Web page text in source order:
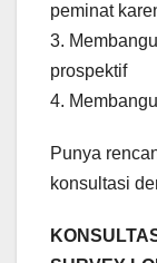
peminat
3.
prospektif
4.
Punya
konsultasi